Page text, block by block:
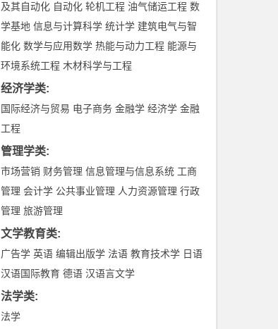
及其自动化 自动化 轮机工程 油气储运工程 数
学基地 信息与计算科学 统计学 建筑电气与智
能化 数学与应用数学 热能与动力工程 能源与
环境系统工程 木材科学与工程
经济学类:
国际经济与贸易 电子商务 金融学 经济学 金融
工程
管理学类:
市场营销 财务管理 信息管理与信息系统 工商
管理 会计学 公共事业管理 人力资源管理 行政
管理 旅游管理
文学教育类:
广告学 英语 编辑出版学 法语 教育技术学 日语
汉语国际教育 德语 汉语言文学
法学类:
法学